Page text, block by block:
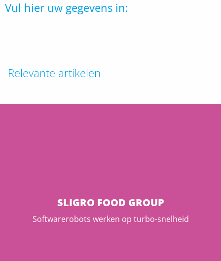
Vul hier uw gegevens in:
Relevante artikelen
SLIGRO FOOD GROUP
Softwarerobots werken op turbo-snelheid